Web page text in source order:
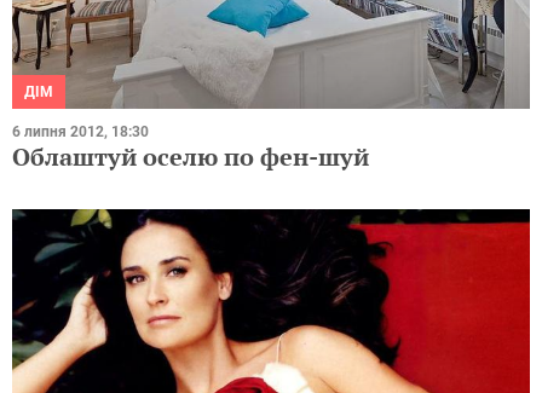
ДІМ
6 липня 2012, 18:30
Облаштуй оселю по фен-шуй